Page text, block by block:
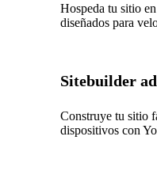
Hospeda tu sitio
diseñados para
Sitebuilder
Construye tu sitio
dispositivos con